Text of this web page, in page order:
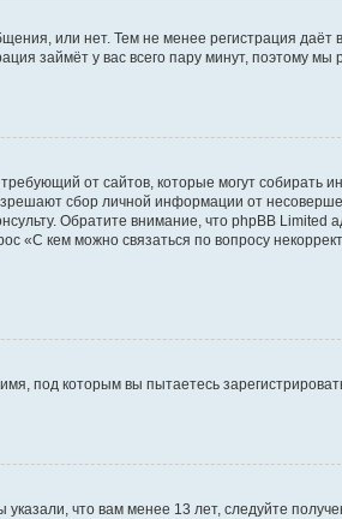
или нет. Тем не менее регистрация даёт
займёт у вас всего пару минут, поэтому мы
от сайтов, которые могут собирать
сбор личной информации от
Обратите внимание, что phpBB Limited
«С кем можно связаться по вопросу
под которым вы пытаетесь
что вам менее 13 лет, следуйте